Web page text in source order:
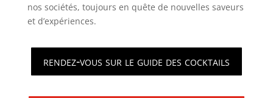
nos sociétés, toujours en quête de nouvelles saveurs
et d’expériences.
rendez-vous sur le guide des cocktails